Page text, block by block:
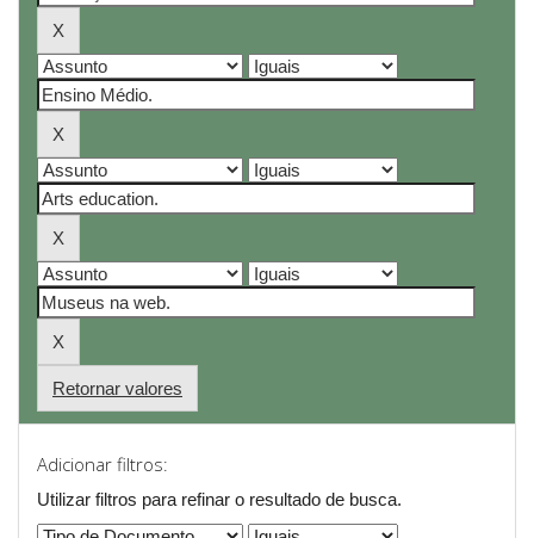
Retornar valores
Adicionar filtros:
Utilizar filtros para refinar o resultado de busca.